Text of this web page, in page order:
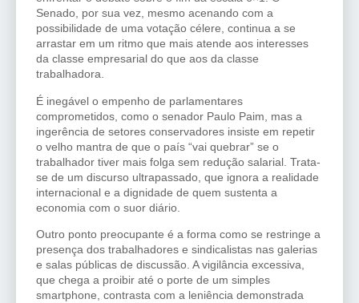
Senado, por sua vez, mesmo acenando com a
possibilidade de uma votação célere, continua a se
arrastar em um ritmo que mais atende aos interesses
da classe empresarial do que aos da classe
trabalhadora.
É inegável o empenho de parlamentares
comprometidos, como o senador Paulo Paim, mas a
ingerência de setores conservadores insiste em repetir
o velho mantra de que o país “vai quebrar” se o
trabalhador tiver mais folga sem redução salarial. Trata-
se de um discurso ultrapassado, que ignora a realidade
internacional e a dignidade de quem sustenta a
economia com o suor diário.
Outro ponto preocupante é a forma como se restringe a
presença dos trabalhadores e sindicalistas nas galerias
e salas públicas de discussão. A vigilância excessiva,
que chega a proibir até o porte de um simples
smartphone, contrasta com a leniência demonstrada